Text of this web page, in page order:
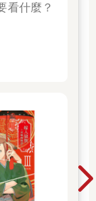
看什麼？